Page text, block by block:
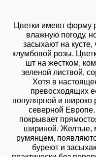
Цветки имеют форму
влажную погоду,
засыхают на кусте,
клумбовой розы.
шт на жестком,
зеленой листвой,
Хотя в
превосходящих
популярной и широко
северной Европе.
покрывает
шириной. Желтые,
румянцем,
буреют и